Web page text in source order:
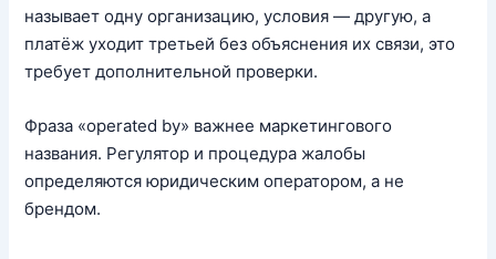
называет одну организацию, условия — другую, а
платёж уходит третьей без объяснения их связи, это
требует дополнительной проверки.
Фраза «operated by» важнее маркетингового
названия. Регулятор и процедура жалобы
определяются юридическим оператором, а не
брендом.